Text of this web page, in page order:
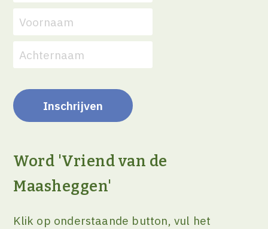
Word 'Vriend van de
Maasheggen'
Klik op onderstaande button, vul het